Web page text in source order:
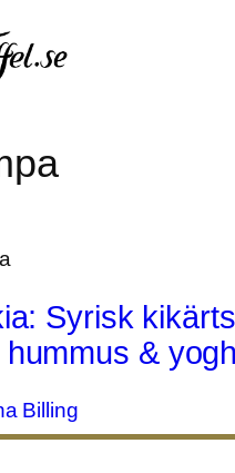
Syrisk
hummus &
Billing